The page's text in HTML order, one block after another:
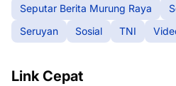
Seputar Berita Murung Raya
Seruyan
Sosial TNI
Link Cepat